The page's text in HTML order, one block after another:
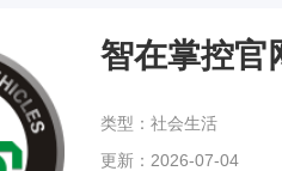
类型：社会生活
更新：2026-07-04
智在掌控官